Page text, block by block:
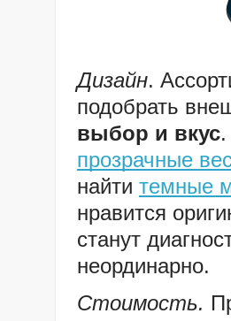
Дизайн.
подобрать
выбор и вкус
прозрачные
найти темные
нравится
станут
неординарно.
Стоимость.